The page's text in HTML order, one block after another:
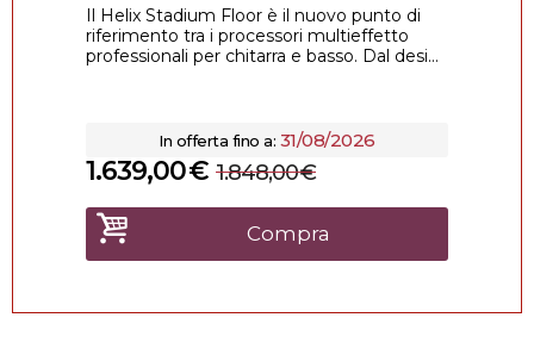
Il Helix Stadium Floor è il nuovo punto di
riferimento tra i processori multieffetto
professionali per chitarra e basso. Dal desi...
In offerta fino a: 31/08/2026
€
1.639,00 €
1.848,00
Compra